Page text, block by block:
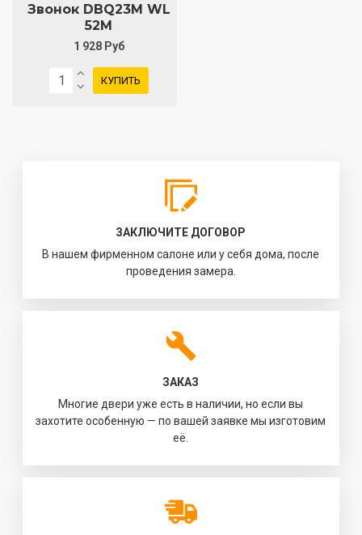
Звонок DBQ23M WL
52M
1 928 Руб
КУПИТЬ
ЗАКЛЮЧИТЕ ДОГОВОР
В нашем фирменном салоне или у себя дома, после
проведения замера.
ЗАКАЗ
Многие двери уже есть в наличии, но если вы
захотите особенную — по вашей заявке мы изготовим
её.